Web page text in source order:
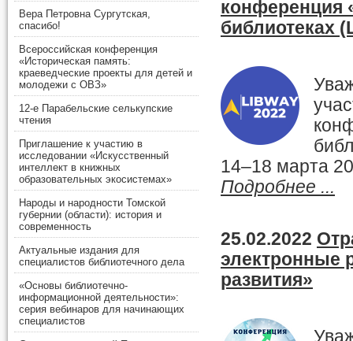
Вера Петровна Сургутская,
спасибо!
Всероссийская конференция
«Историческая память:
краеведческие проекты для детей и
молодежи с ОВЗ»
12-е Парабельские селькупские
чтения
Приглашение к участию в
исследовании «Искусственный
интеллект в книжных
образовательных экосистемах»
Народы и народности Томской
губернии (области): история и
современность
Актуальные издания для
специалистов библиотечного дела
«Основы библиотечно-
информационной деятельности»:
серия вебинаров для начинающих
специалистов
конференция
библиотеках
14–18 марта
Подробнее ...
25.02.2022
электронные
развития»